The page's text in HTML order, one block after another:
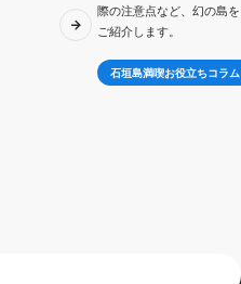
際の注意点など、幻の島
ご紹介します。
石垣島満喫お役立ちコラム